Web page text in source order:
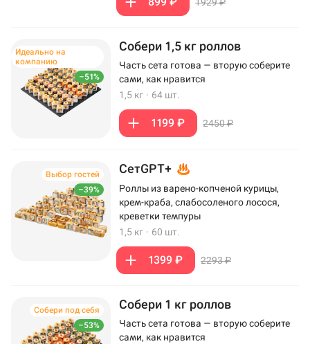
1929 ₽
–51%
Идеально на
компанию
Собери 1,5 кг роллов
Часть сета готова — вторую соберите
сами, как нравится
1,5 кг · 64 шт.
1199 ₽ 2450 ₽
–39%
Выбор гостей СетGPT+
Роллы из варено-копченой курицы,
крем-краба, слабосоленого лосося,
креветки темпуры
1,5 кг · 60 шт.
1399 ₽ 2293 ₽
–53%
Собери под себя Собери 1 кг роллов
Часть сета готова — вторую соберите
сами, как нравится